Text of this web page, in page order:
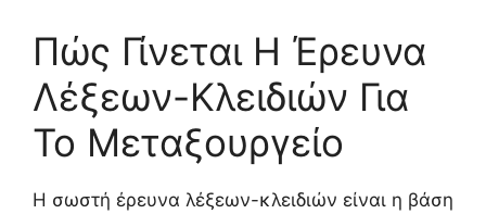
Πώς Γίνεται Η Έρευνα
Λέξεων-Κλειδιών Για
Το Μεταξουργείο
Η σωστή έρευνα λέξεων-κλειδιών είναι η βάση